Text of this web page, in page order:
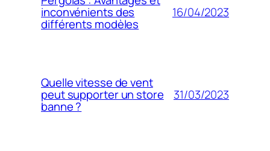
inconvénients des
différents modèles
16/04/2023
Quelle vitesse de vent
peut supporter un store
banne ?
31/03/2023